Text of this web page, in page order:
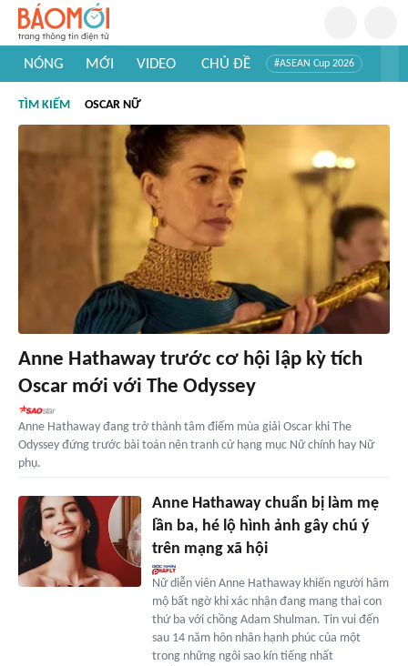
NÓNG MỚI VIDEO CHỦ ĐỀ #ASEAN Cup 2026
#Khám phá thế giới
TÌM KIẾM OSCAR NỮ
Anne Hathaway trước cơ hội lập kỳ tích
Oscar mới với The Odyssey
Anne Hathaway đang trở thành tâm điểm mùa giải Oscar khi The
Odyssey đứng trước bài toán nên tranh cử hạng mục Nữ chính hay Nữ
phụ.
Anne Hathaway chuẩn bị làm mẹ
lần ba, hé lộ hình ảnh gây chú ý
trên mạng xã hội
Nữ diễn viên Anne Hathaway khiến người hâm
mộ bất ngờ khi xác nhận đang mang thai con
thứ ba với chồng Adam Shulman. Tin vui đến
sau 14 năm hôn nhân hạnh phúc của một
trong những ngôi sao kín tiếng nhất